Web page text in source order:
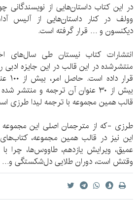
در این کتاب داستان‌هایی از نویسندگانی
وولف در کنار داستان‌هایی از آلیس
دیکنسون و … قرار گرفته است.
انتشارات کتاب نیستان طی سال‌های
منتشرشده در این قالب در این جایزه ادبی
بیش از ۳۰ عنوان آن ترجمه و
قالب همین مجموعه با ترجمه لیدا طرزی
طرزی -که از مترجمان اصلی این
این نیز در قالب همین مجموعه،
عمیق، ویرایش یازدهم، طاووس‌ها، چرا
وقتش است، دوران طلایی دل‌شکستگی و…